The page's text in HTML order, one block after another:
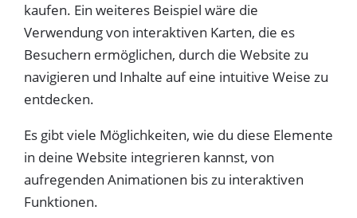
kaufen. Ein weiteres Beispiel wäre die
Verwendung von interaktiven Karten, die es
Besuchern ermöglichen, durch die Website zu
navigieren und Inhalte auf eine intuitive Weise zu
entdecken.
Es gibt viele Möglichkeiten, wie du diese Elemente
in deine Website integrieren kannst, von
aufregenden Animationen bis zu interaktiven
Funktionen.